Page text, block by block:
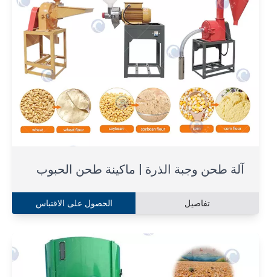
آلة طحن وجبة الذرة | ماكينة طحن الحبوب
تفاصيل الحصول على الاقتباس